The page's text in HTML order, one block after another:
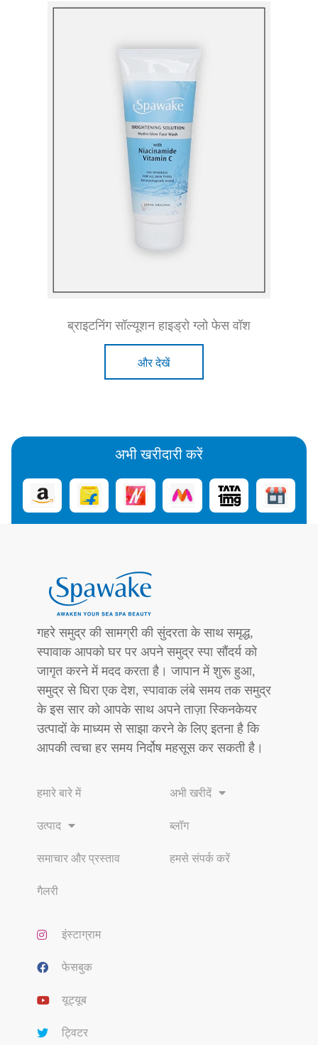
ब्राइटनिंग सॉल्यूशन हाइड्रो ग्लो फेस वॉश
और देखें
अभी खरीदारी करें
गहरे समुद्र की सामग्री की सुंदरता के साथ समृद्ध,
स्पावाक आपको घर पर अपने समुद्र स्पा सौंदर्य को
जागृत करने में मदद करता है। जापान में शुरू हुआ,
समुद्र से घिरा एक देश, स्पावाक लंबे समय तक समुद्र
के इस सार को आपके साथ अपने ताज़ा स्किनकेयर
उत्पादों के माध्यम से साझा करने के लिए इतना है कि
आपकी त्वचा हर समय निर्दोष महसूस कर सकती है।
हमारे बारे में
उत्पाद
समाचार और प्रस्ताव
गैलरी
अभी खरीदें
ब्लॉग
हमसे संपर्क करें
इंस्टाग्राम
फेसबुक
यूट्यूब
ट्विटर